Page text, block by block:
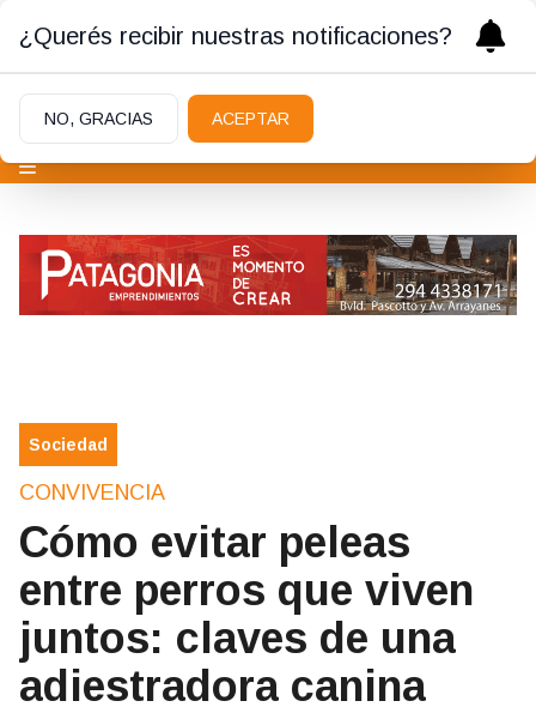
Sociedad
CONVIVENCIA
Cómo evitar peleas
entre perros que viven
juntos: claves de una
adiestradora canina
¿Querés recibir nuestras notificaciones?
NO, GRACIAS ACEPTAR